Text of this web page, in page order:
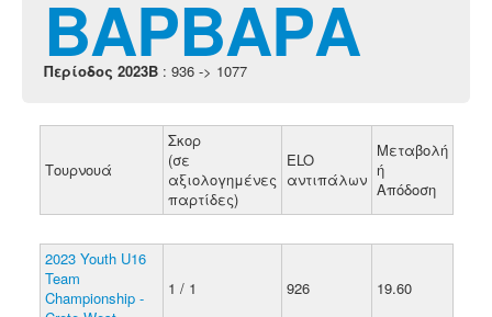
ΒΑΡΒΑΡΑ
Περίοδος 2023B : 936 -> 1077
Τουρνουά
Σκορ
(σε
αξιολογημένες
παρτίδες)
ELO
αντιπάλων
Μεταβολή
ή
Απόδοση
2023 Youth U16
Team
Championship -
1 / 1 926 19.60